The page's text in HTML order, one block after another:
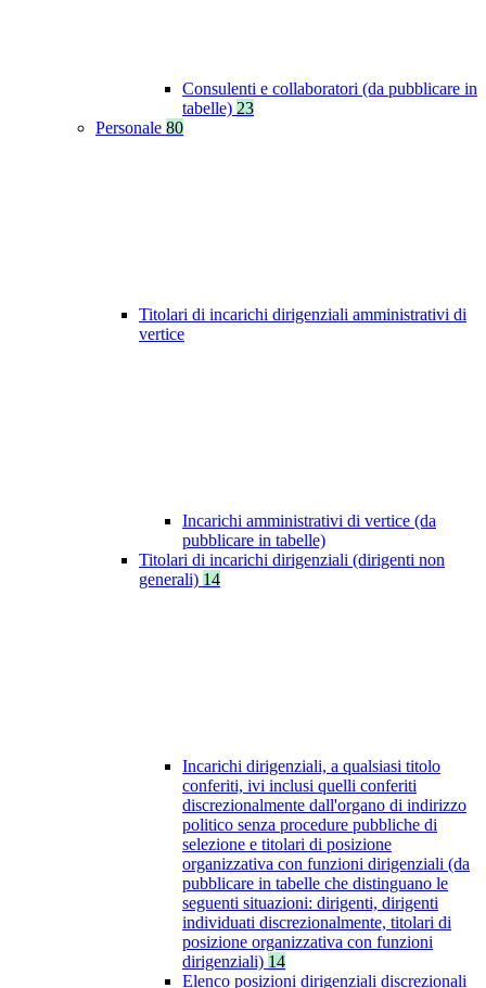
Consulenti e collaboratori (da pubblicare in
tabelle) 23
Personale 80
Titolari di incarichi dirigenziali amministrativi di
vertice
Incarichi amministrativi di vertice (da
pubblicare in tabelle)
Titolari di incarichi dirigenziali (dirigenti non
generali) 14
Incarichi dirigenziali, a qualsiasi titolo
conferiti, ivi inclusi quelli conferiti
discrezionalmente dall'organo di indirizzo
politico senza procedure pubbliche di
selezione e titolari di posizione
organizzativa con funzioni dirigenziali (da
pubblicare in tabelle che distinguano le
seguenti situazioni: dirigenti, dirigenti
individuati discrezionalmente, titolari di
posizione organizzativa con funzioni
dirigenziali) 14
Elenco posizioni dirigenziali discrezionali